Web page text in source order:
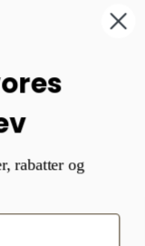
rabatter og